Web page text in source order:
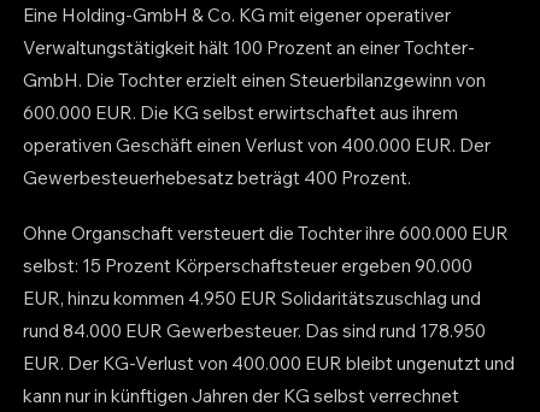
Eine Holding-GmbH & Co. KG mit eigener operativer
Verwaltungstätigkeit hält 100 Prozent an einer Tochter-
GmbH. Die Tochter erzielt einen Steuerbilanzgewinn von
600.000 EUR. Die KG selbst erwirtschaftet aus ihrem
operativen Geschäft einen Verlust von 400.000 EUR. Der
Gewerbesteuerhebesatz beträgt 400 Prozent.
Ohne Organschaft versteuert die Tochter ihre 600.000 EUR
selbst: 15 Prozent Körperschaftsteuer ergeben 90.000
EUR, hinzu kommen 4.950 EUR Solidaritätszuschlag und
rund 84.000 EUR Gewerbesteuer. Das sind rund 178.950
EUR. Der KG-Verlust von 400.000 EUR bleibt ungenutzt und
kann nur in künftigen Jahren der KG selbst verrechnet